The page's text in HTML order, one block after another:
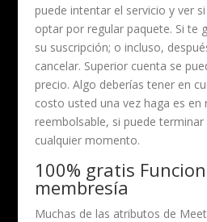
puede intentar el servicio y ver
optar por regular paquete. Si te
su suscripción; o incluso,
cancelar. Superior cuenta se
precio. Algo deberías tener en
costo usted una vez haga es en
reembolsable, si puede terminar
cualquier momento.
100% gratis
membresía
Muchas de las atributos de